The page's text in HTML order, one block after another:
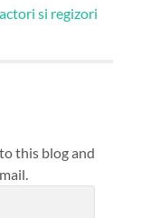
this blog and